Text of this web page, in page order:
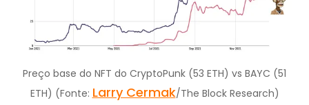
Preço base do NFT do CryptoPunk (53 ETH) vs BAYC (51
ETH) (Fonte: Larry Cermak/The Block Research)